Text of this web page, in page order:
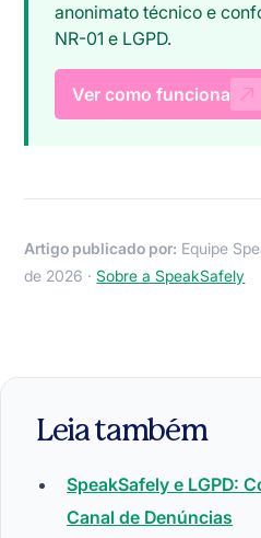
anonimato técnico e
NR-01 e LGPD.
Ver como funciona
Artigo publicado por: Equipe
de 2026 ·Sobre a SpeakSafely
Leia também
SpeakSafely e LGPD:
Canal de Denúncias